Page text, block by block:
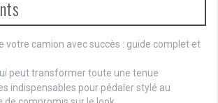
votre camion avec succès : guide complet et
peut transformer toute une tenue
indispensables pour pédaler stylé au